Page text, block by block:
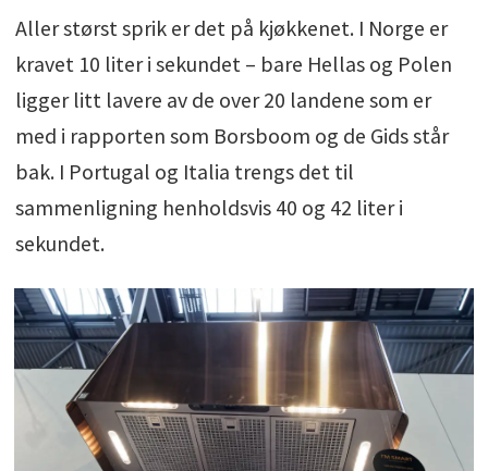
Aller størst sprik er det på kjøkkenet. I Norge er
kravet 10 liter i sekundet – bare Hellas og Polen
ligger litt lavere av de over 20 landene som er
med i rapporten som Borsboom og de Gids står
bak. I Portugal og Italia trengs det til
sammenligning henholdsvis 40 og 42 liter i
sekundet.